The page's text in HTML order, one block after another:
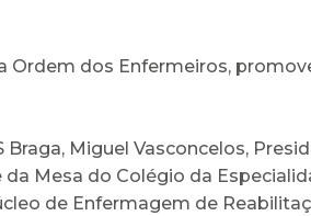
Ordem dos Enfermeiros,
Miguel Vasconcelos,
Mesa do Colégio da
de Enfermagem de